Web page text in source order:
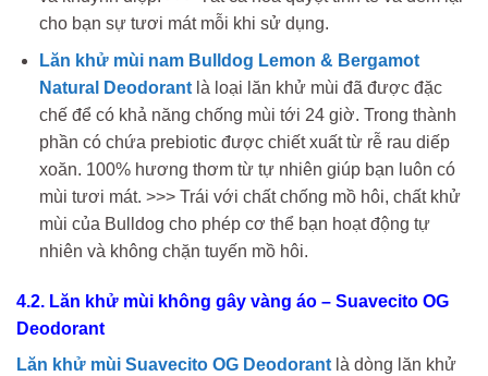
cho bạn sự tươi mát mỗi khi sử dụng.
Lăn khử mùi nam Bulldog Lemon & Bergamot
Natural Deodorantlà loại lăn khử mùi đã được đặc
chế để có khả năng chống mùi tới 24 giờ. Trong thành
phần có chứa prebiotic được chiết xuất từ rễ rau diếp
xoăn. 100% hương thơm từ tự nhiên giúp bạn luôn có
mùi tươi mát. >>> Trái với chất chống mồ hôi, chất khử
mùi của Bulldog cho phép cơ thể bạn hoạt động tự
nhiên và không chặn tuyến mồ hôi.
4.2. Lăn khử mùi không gây vàng áo – Suavecito OG
Deodorant
Lăn khử mùi Suavecito OG Deodorant là dòng lăn khử